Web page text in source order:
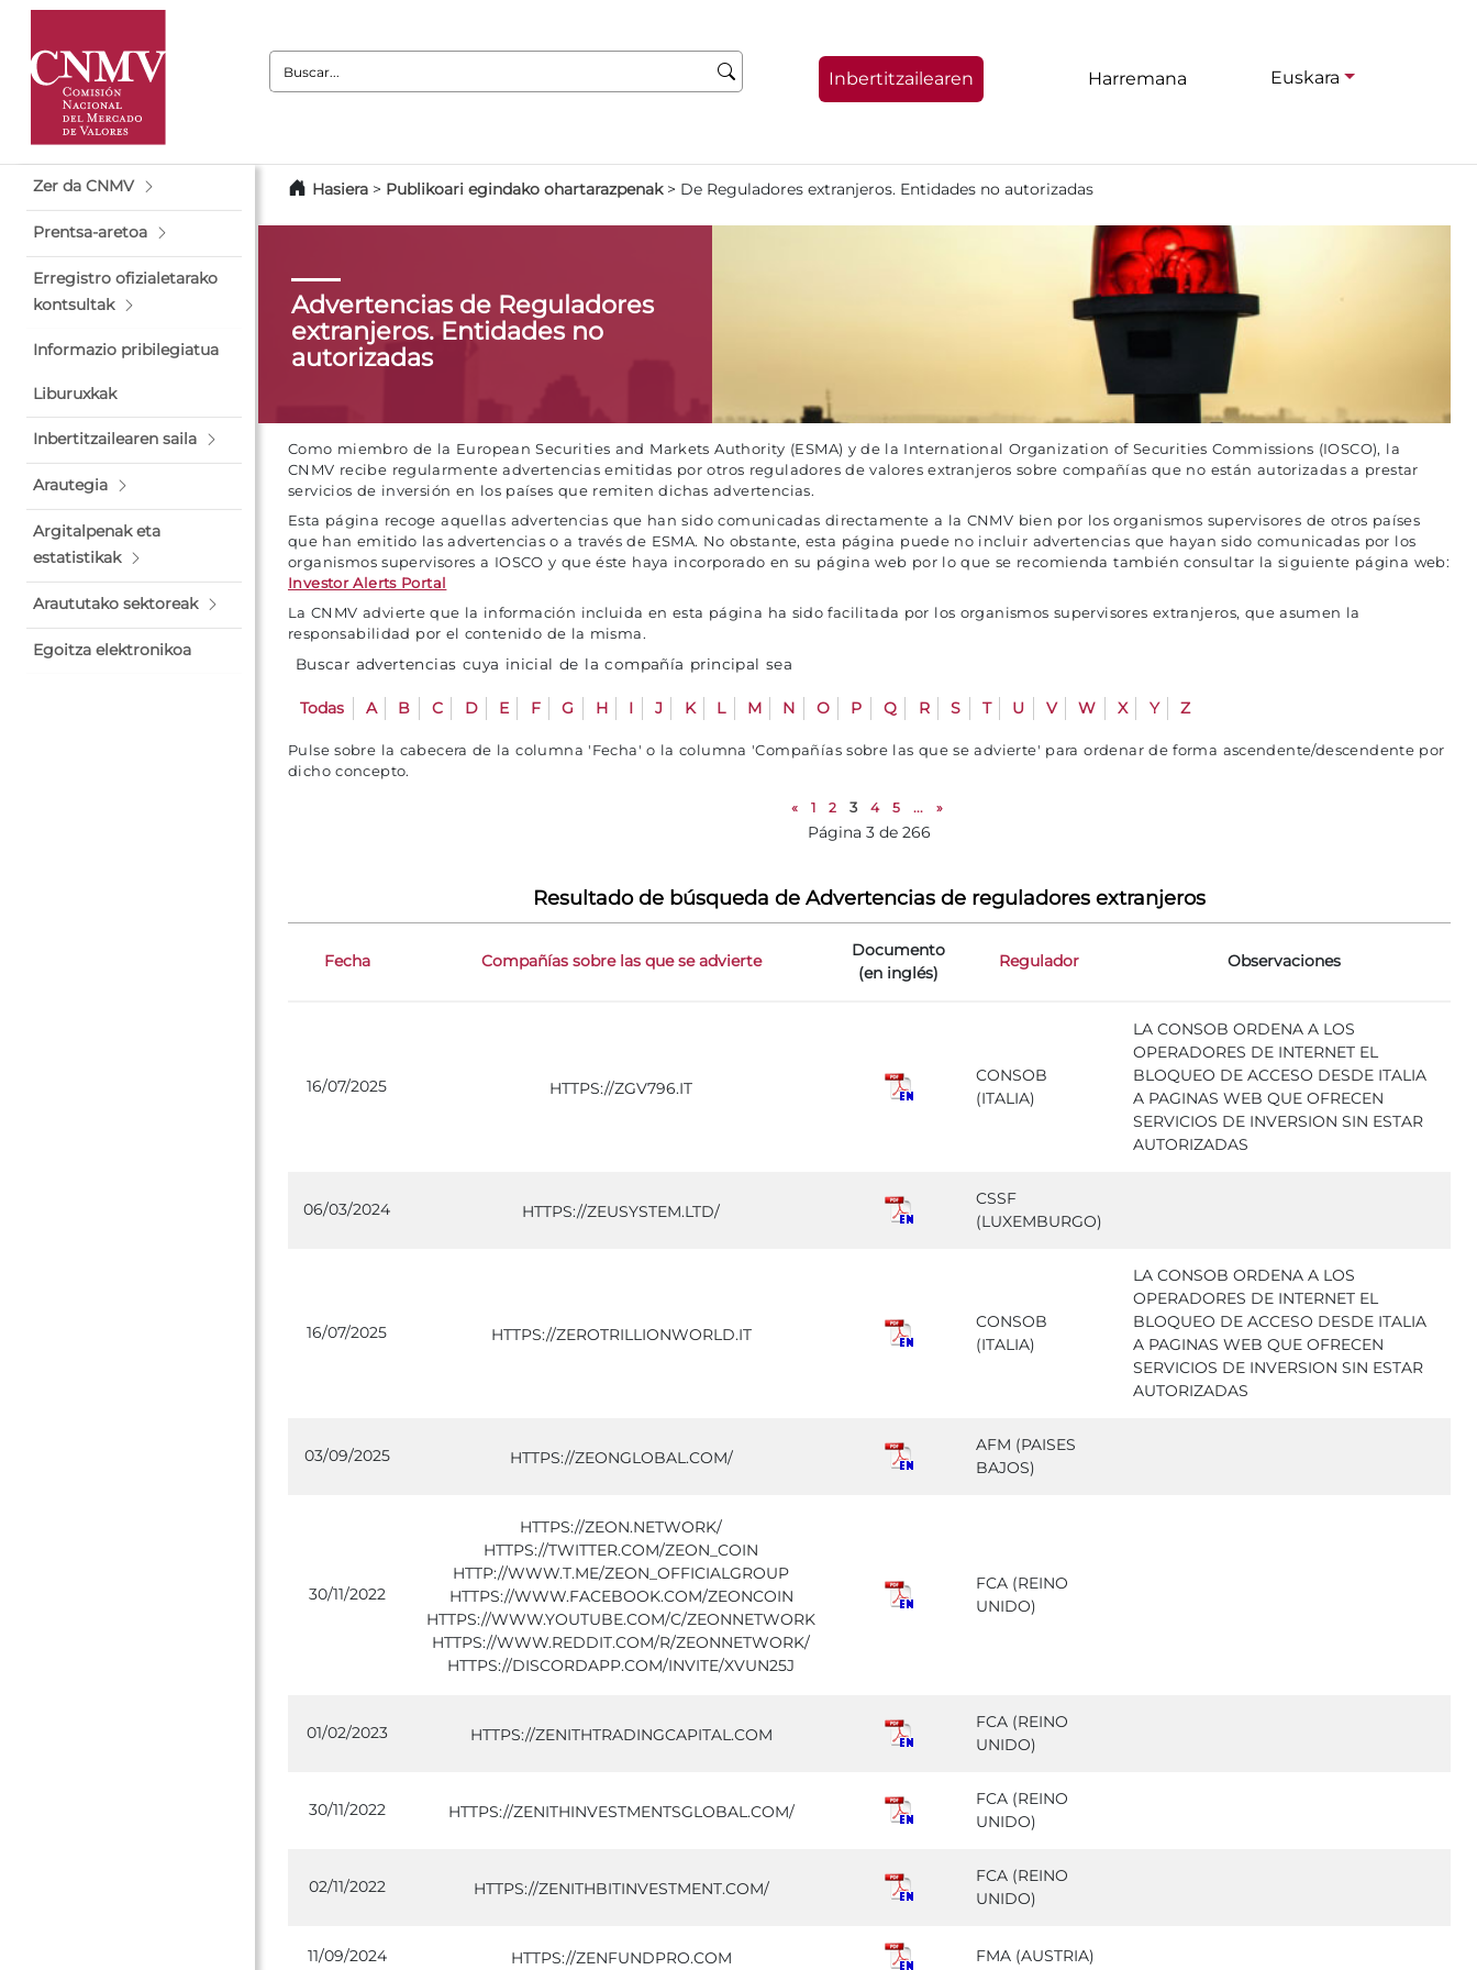
Buscar:
Inbertitzailearen Harremana Euskara
Zer da CNMV
Prentsa-aretoa
Erregistro ofizialetarako
kontsultak
Informazio pribilegiatua
Liburuxkak
Inbertitzailearen saila
Arautegia
Argitalpenak eta
estatistikak
Araututako sektoreak
Egoitza elektronikoa
Hasiera > Publikoari egindako ohartarazpenak> De Reguladores extranjeros. Entidades no autorizadas
Advertencias de Reguladores
extranjeros. Entidades no
autorizadas
Como miembro de la European Securities and Markets Authority (ESMA) y de la International Organization of Securities Commissions (IOSCO), la
CNMV recibe regularmente advertencias emitidas por otros reguladores de valores extranjeros sobre compañías que no están autorizadas a prestar
servicios de inversión en los países que remiten dichas advertencias.
Esta página recoge aquellas advertencias que han sido comunicadas directamente a la CNMV bien por los organismos supervisores de otros países
que han emitido las advertencias o a través de ESMA. No obstante, esta página puede no incluir advertencias que hayan sido comunicadas por los
organismos supervisores a IOSCO y que éste haya incorporado en su página web por lo que se recomienda también consultar la siguiente página web:
Investor Alerts Portal
La CNMV advierte que la información incluida en esta página ha sido facilitada por los organismos supervisores extranjeros, que asumen la
responsabilidad por el contenido de la misma.
Buscar advertencias cuya inicial de la compañía principal sea
Todas A B C D E F G H I J K L M N O P Q R S T U V W X Y Z
Pulse sobre la cabecera de la columna 'Fecha' o la columna 'Compañías sobre las que se advierte' para ordenar de forma ascendente/descendente por
dicho concepto.
« 1 2 3 4 5 ... »
Página 3 de 266
Resultado de búsqueda de Advertencias de reguladores extranjeros
Fecha Compañías sobre las que se advierte
Documento
(en inglés)
Regulador Observaciones
16/07/2025 HTTPS://ZGV796.IT
CONSOB
(ITALIA)
LA CONSOB ORDENA A LOS
OPERADORES DE INTERNET EL
BLOQUEO DE ACCESO DESDE ITALIA
A PAGINAS WEB QUE OFRECEN
SERVICIOS DE INVERSION SIN ESTAR
AUTORIZADAS
06/03/2024 HTTPS://ZEUSYSTEM.LTD/
CSSF
(LUXEMBURGO)
16/07/2025 HTTPS://ZEROTRILLIONWORLD.IT
CONSOB
(ITALIA)
LA CONSOB ORDENA A LOS
OPERADORES DE INTERNET EL
BLOQUEO DE ACCESO DESDE ITALIA
A PAGINAS WEB QUE OFRECEN
SERVICIOS DE INVERSION SIN ESTAR
AUTORIZADAS
03/09/2025 HTTPS://ZEONGLOBAL.COM/
AFM (PAISES
BAJOS)
30/11/2022
HTTPS://ZEON.NETWORK/
HTTPS://TWITTER.COM/ZEON_COIN
HTTP://WWW.T.ME/ZEON_OFFICIALGROUP
HTTPS://WWW.FACEBOOK.COM/ZEONCOIN
HTTPS://WWW.YOUTUBE.COM/C/ZEONNETWORK
HTTPS://WWW.REDDIT.COM/R/ZEONNETWORK/
HTTPS://DISCORDAPP.COM/INVITE/XVUN25J
FCA (REINO
UNIDO)
01/02/2023 HTTPS://ZENITHTRADINGCAPITAL.COM
FCA (REINO
UNIDO)
30/11/2022 HTTPS://ZENITHINVESTMENTSGLOBAL.COM/
FCA (REINO
UNIDO)
02/11/2022 HTTPS://ZENITHBITINVESTMENT.COM/
FCA (REINO
UNIDO)
11/09/2024 HTTPS://ZENFUNDPRO.COM FMA (AUSTRIA)